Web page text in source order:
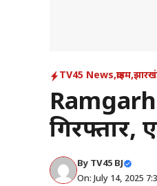
TV45 News,क्राइम,
गिरफ्तार,
By TV45 BJ
On: July 14, 2025